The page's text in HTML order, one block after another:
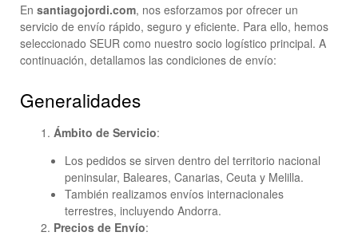
En santiagojordi.com, nos esforzamos por ofrecer un
servicio de envío rápido, seguro y eficiente. Para ello, hemos
seleccionado SEUR como nuestro socio logístico principal. A
continuación, detallamos las condiciones de envío:
Generalidades
Ámbito de Servicio:
Los pedidos se sirven dentro del territorio nacional
peninsular, Baleares, Canarias, Ceuta y Melilla.
También realizamos envíos internacionales
terrestres, incluyendo Andorra.
Precios de Envío: